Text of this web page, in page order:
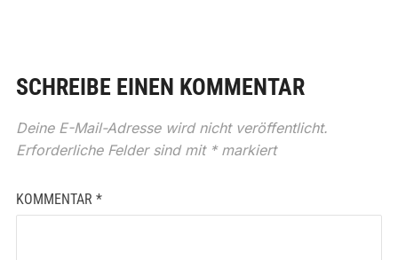
SCHREIBE EINEN KOMMENTAR
Deine E-Mail-Adresse wird nicht veröffentlicht.
Erforderliche Felder sind mit *markiert
KOMMENTAR *